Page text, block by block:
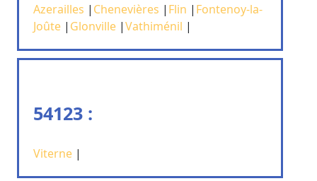
Azerailles | Chenevières | Flin | Fontenoy-la-
Joûte | Glonville |Vathiménil |
54123 :
Viterne |